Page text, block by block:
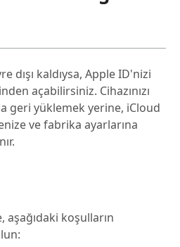
dışı kaldıysa, Apple ID'nizi
açabilirsiniz. Cihazınızı
geri yüklemek yerine, iCloud
ve fabrika ayarlarına
koşulların